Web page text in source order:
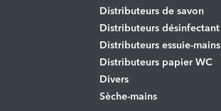
Distributeurs de savon
Distributeurs désinfectant
Distributeurs essuie-mains
Distributeurs papier WC
Divers
Sèche-mains